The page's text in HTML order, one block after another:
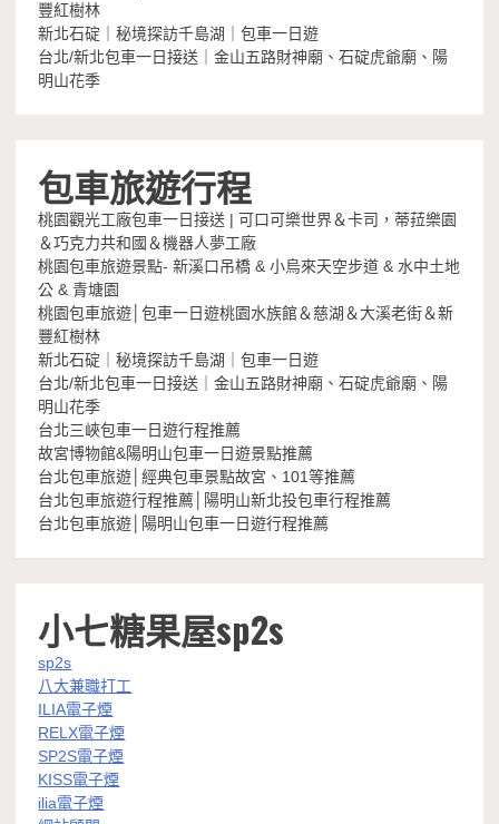
豐紅樹林
新北石碇｜秘境探訪千島湖｜包車一日遊
台北/新北包車一日接送｜金山五路財神廟、石碇虎爺廟、陽
明山花季
包車旅遊行程
桃園觀光工廠包車一日接送 | 可口可樂世界＆卡司，蒂菈樂園
＆巧克力共和國＆機器人夢工廠
桃園包車旅遊景點- 新溪口吊橋 & 小烏來天空步道 & 水中土地
公 & 青塘園
桃園包車旅遊│包車一日遊桃園水族館＆慈湖＆大溪老街＆新
豐紅樹林
新北石碇｜秘境探訪千島湖｜包車一日遊
台北/新北包車一日接送｜金山五路財神廟、石碇虎爺廟、陽
明山花季
台北三峽包車一日遊行程推薦
故宮博物館&陽明山包車一日遊景點推薦
台北包車旅遊│經典包車景點故宮、101等推薦
台北包車旅遊行程推薦│陽明山新北投包車行程推薦
台北包車旅遊│陽明山包車一日遊行程推薦
小七糖果屋sp2s
sp2s
八大兼職打工
ILIA電子煙
RELX電子煙
SP2S電子煙
KISS電子煙
ilia電子煙